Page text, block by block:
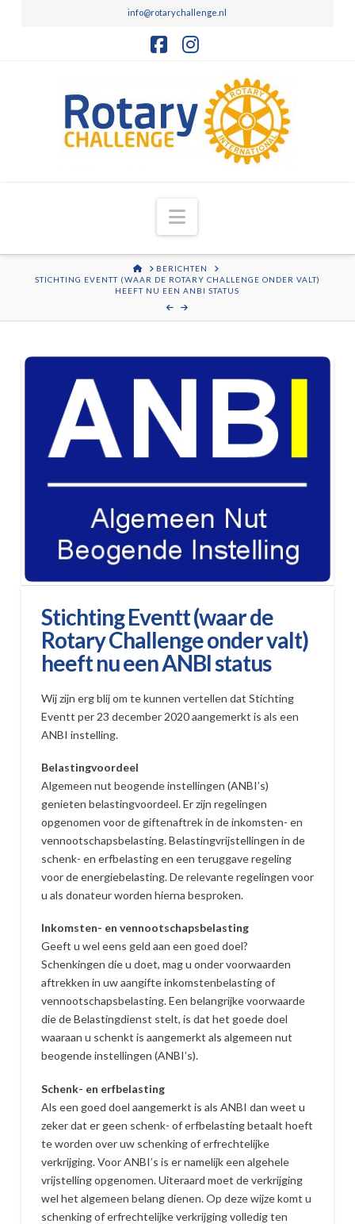
info@rotarychallenge.nl
Navigation
HOMEBERICHTEN
STICHTING EVENTT (WAAR DE ROTARY CHALLENGE ONDER VALT)
HEEFT NU EEN ANBI STATUS
Stichting Eventt (waar de
Rotary Challenge onder valt)
heeft nu een ANBI status
Wij zijn erg blij om te kunnen vertellen dat Stichting
Eventt per 23 december 2020 aangemerkt is als een
ANBI instelling.
Belastingvoordeel
Algemeen nut beogende instellingen (ANBI’s)
genieten belastingvoordeel. Er zijn regelingen
opgenomen voor de giftenaftrek in de inkomsten- en
vennootschapsbelasting. Belastingvrijstellingen in de
schenk- en erfbelasting en een teruggave regeling
voor de energiebelasting. De relevante regelingen voor
u als donateur worden hierna besproken.
Inkomsten- en vennootschapsbelasting
Geeft u wel eens geld aan een goed doel?
Schenkingen die u doet, mag u onder voorwaarden
aftrekken in uw aangifte inkomstenbelasting of
vennootschapsbelasting. Een belangrijke voorwaarde
die de Belastingdienst stelt, is dat het goede doel
waaraan u schenkt is aangemerkt als algemeen nut
beogende instellingen (ANBI’s).
Schenk- en erfbelasting
Als een goed doel aangemerkt is als ANBI dan weet u
zeker dat er geen schenk- of erfbelasting betaalt hoeft
te worden over uw schenking of erfrechtelijke
verkrijging. Voor ANBI’s is er namelijk een algehele
vrijstelling opgenomen. Uiteraard moet de verkrijging
wel het algemeen belang dienen. Op deze wijze komt u
schenking of erfrechtelijke verkrijging volledig ten